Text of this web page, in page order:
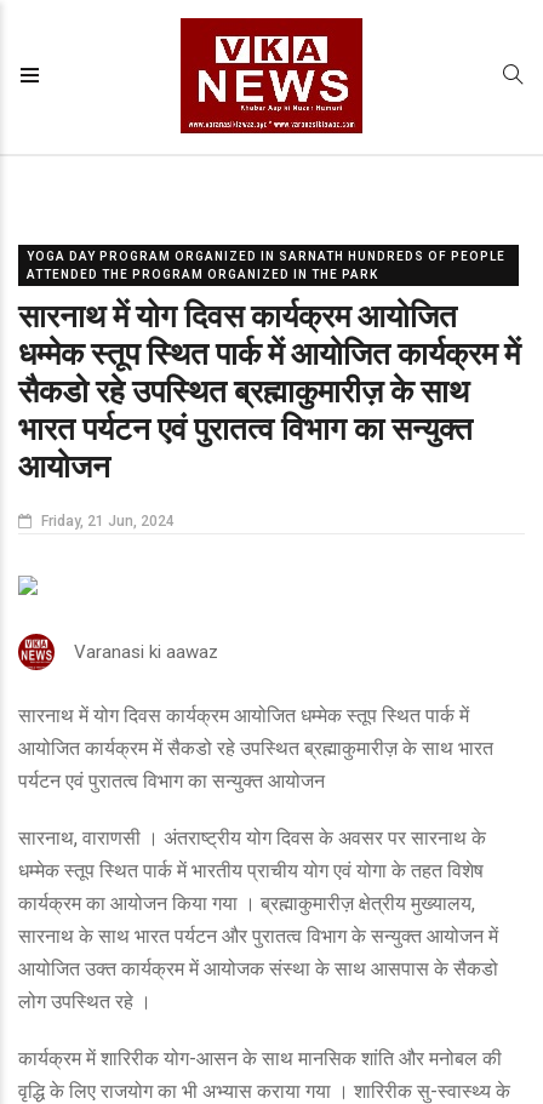
YOGA DAY PROGRAM ORGANIZED IN SARNATH HUNDREDS OF PEOPLE
ATTENDED THE PROGRAM ORGANIZED IN THE PARK
सारनाथ में योग दिवस कार्यक्रम आयोजित
धम्मेक स्तूप स्थित पार्क में आयोजित कार्यक्रम में
सैकडो रहे उपस्थित ब्रह्माकुमारीज़ के साथ
भारत पर्यटन एवं पुरातत्व विभाग का सन्युक्त
आयोजन
Friday, 21 Jun, 2024
Varanasi ki aawaz
सारनाथ में योग दिवस कार्यक्रम आयोजित धम्मेक स्तूप स्थित पार्क में
आयोजित कार्यक्रम में सैकडो रहे उपस्थित ब्रह्माकुमारीज़ के साथ भारत
पर्यटन एवं पुरातत्व विभाग का सन्युक्त आयोजन
सारनाथ, वाराणसी । अंतराष्ट्रीय योग दिवस के अवसर पर सारनाथ के
धम्मेक स्तूप स्थित पार्क में भारतीय प्राचीय योग एवं योगा के तहत विशेष
कार्यक्रम का आयोजन किया गया । ब्रह्माकुमारीज़ क्षेत्रीय मुख्यालय,
सारनाथ के साथ भारत पर्यटन और पुरातत्व विभाग के सन्युक्त आयोजन में
आयोजित उक्त कार्यक्रम में आयोजक संस्था के साथ आसपास के सैकडो
लोग उपस्थित रहे ।
कार्यक्रम में शारिरीक योग-आसन के साथ मानसिक शांति और मनोबल की
वृद्धि के लिए राजयोग का भी अभ्यास कराया गया । शारिरीक सु-स्वास्थ्य के